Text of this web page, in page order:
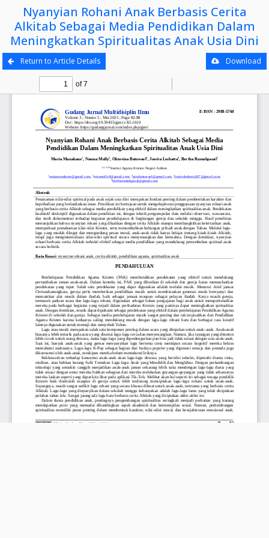
Nyanyian Rohani Anak Berbasis Cerita
Alkitab Sebagai Media Pendidikan Dalam
Meningkatkan Spiritualitas Anak Usia Dini
Return to Article Details Download